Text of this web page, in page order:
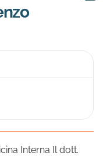
Interna Il dott.